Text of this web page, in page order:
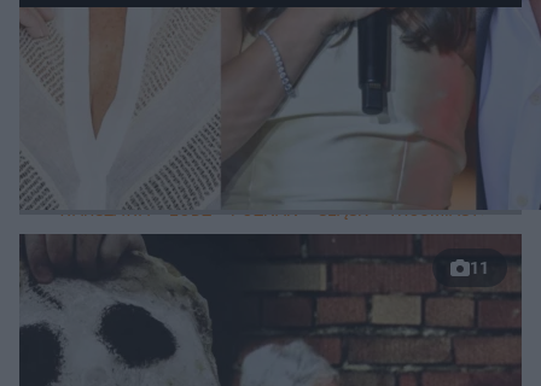
WIĘCEJ
LOKALNE
WARSZAWA ŁÓDŹ TRÓJMIASTO
11